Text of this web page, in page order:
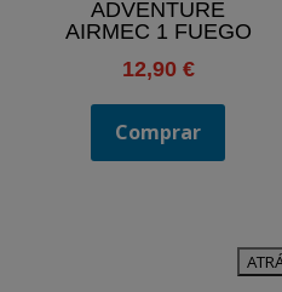
ADVENTURE
AIRMEC 1 FUEGO
12,90 €
Comprar